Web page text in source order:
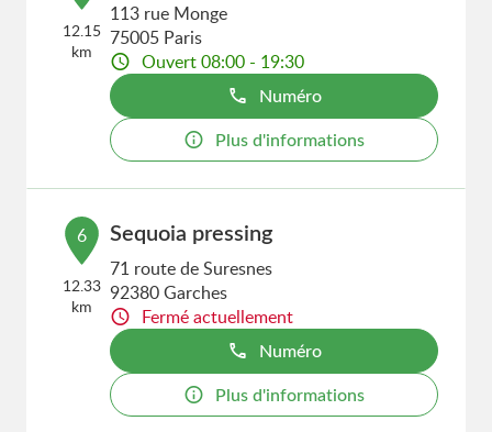
12.15
km
113 rue Monge
75005 Paris
Ouvert 08:00 - 19:30
Numéro
Plus d'informations
6
12.33
km
Sequoia pressing
71 route de Suresnes
92380 Garches
Fermé actuellement
Numéro
Plus d'informations